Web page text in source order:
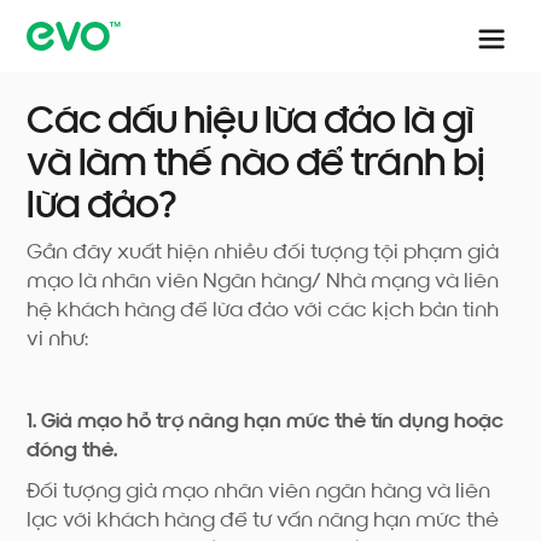
Các dấu hiệu lừa đảo là gì
và làm thế nào để tránh bị
lừa đảo?
Gần đây xuất hiện nhiều đối tượng tội phạm giả
mạo là nhân viên Ngân hàng/ Nhà mạng và liên
hệ khách hàng để lừa đảo với các kịch bản tinh
vi như:
1. Giả mạo hỗ trợ nâng hạn mức thẻ tín dụng hoặc
đóng thẻ.
Đối tượng giả mạo nhân viên ngân hàng và liên
lạc với khách hàng để tư vấn nâng hạn mức thẻ